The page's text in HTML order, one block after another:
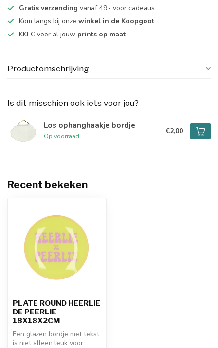
Gratis verzending vanaf 49,- voor cadeaus
Kom langs bij onze winkel in de Koopgoot
KKEC voor al jouw prints op maat
Productomschrijving
Is dit misschien ook iets voor jou?
Los ophanghaakje bordje
Op voorraad
€2,00
Recent bekeken
PLATE ROUND HEERLIE
DE PEERLIE
18X18X2CM
Een glazen bordje met tekst
is niet alleen leuk voor